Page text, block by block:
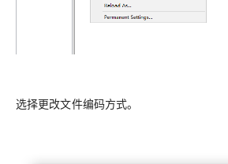
选择更改文件编码方式。